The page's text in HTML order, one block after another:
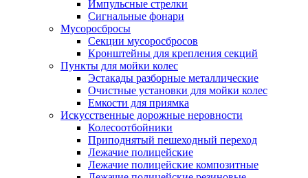
Импульсные стрелки
Сигнальные фонари
Мусоросбросы
Секции мусоросбросов
Кронштейны для крепления секций
Пункты для мойки колес
Эстакады разборные металлические
Очистные установки для мойки колес
Емкости для приямка
Искусственные дорожные неровности
Колесоотбойники
Приподнятый пешеходный переход
Лежачие полицейские
Лежачие полицейские композитные